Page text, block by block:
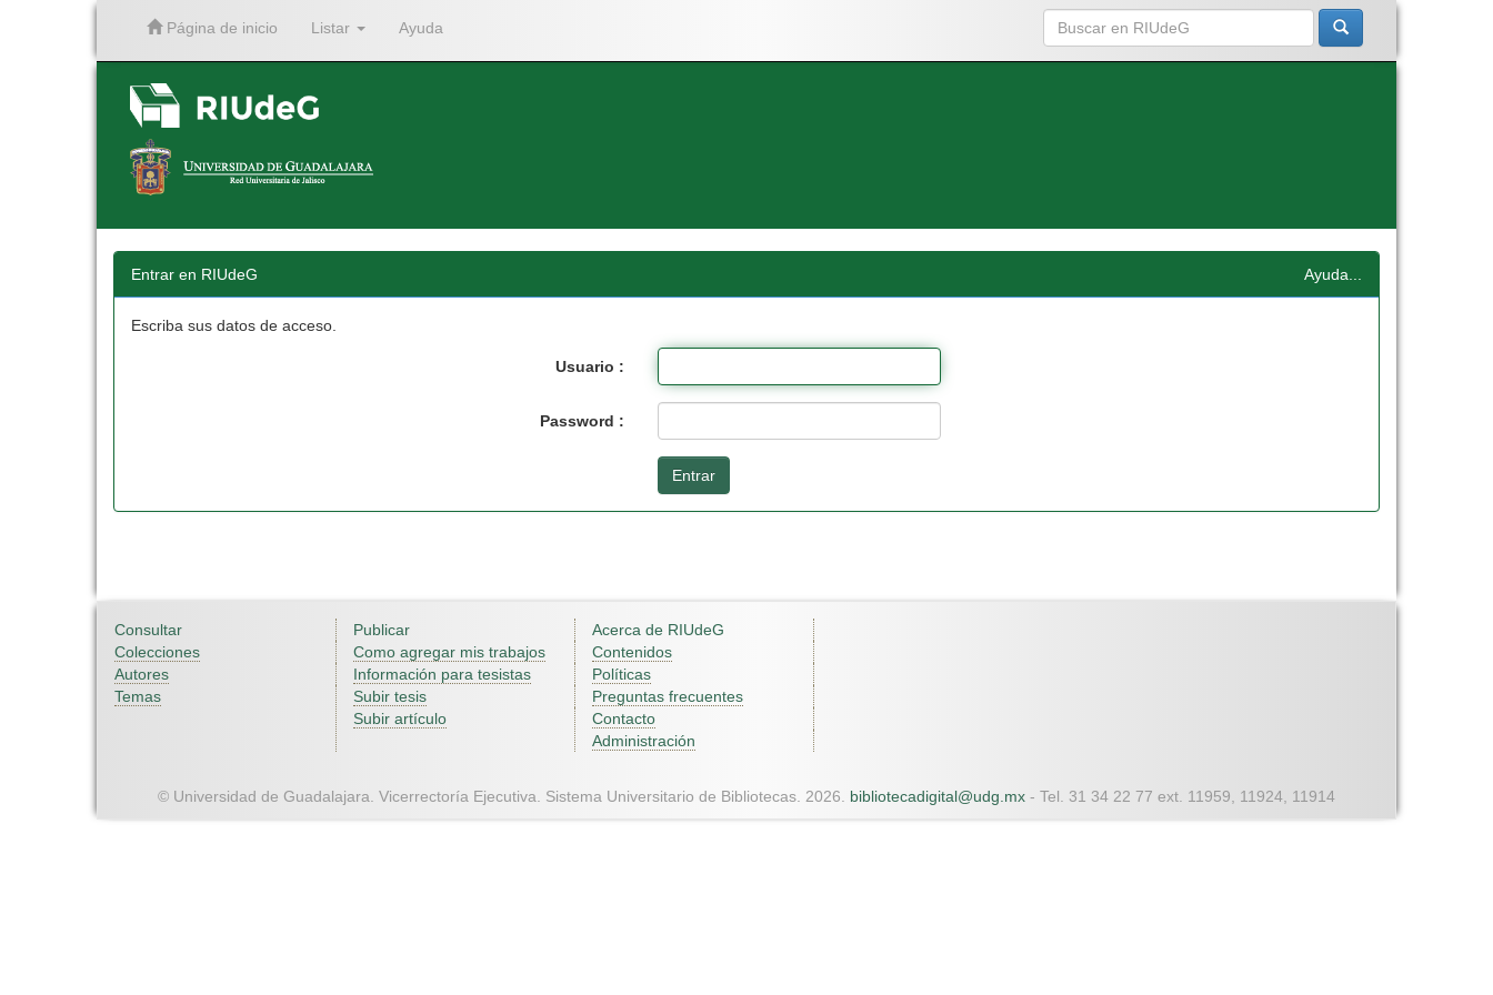
Página de inicio Listar Ayuda
Entrar en RIUdeG Ayuda...
Escriba sus datos de acceso.
Usuario :
Password :
Consultar
Colecciones
Autores
Temas
Publicar
Como agregar mis trabajos
Información para tesistas
Subir tesis
Subir artículo
Acerca de RIUdeG
Contenidos
Políticas
Preguntas frecuentes
Contacto
Administración
© Universidad de Guadalajara. Vicerrectoría Ejecutiva. Sistema Universitario de Bibliotecas. 2026. bibliotecadigital@udg.mx - Tel. 31 34 22 77 ext. 11959, 11924, 11914